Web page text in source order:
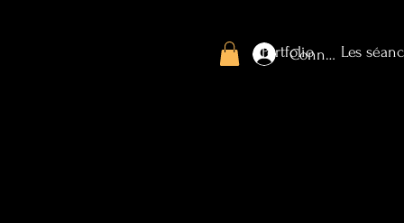
Connexion
Portfolio Les